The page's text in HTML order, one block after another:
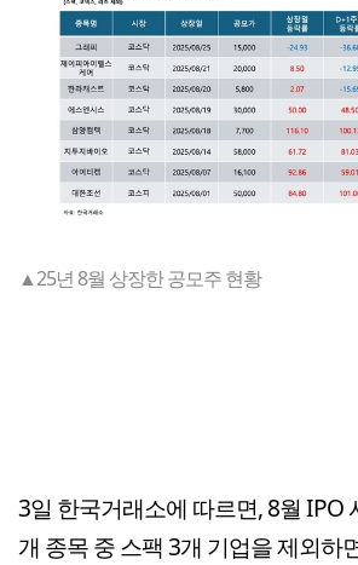
▲25년 8월 상장한 공모주 현황
3일 한국거래소에 따르면, 8월 IPO
개 종목 중 스팩 3개 기업을 제외하